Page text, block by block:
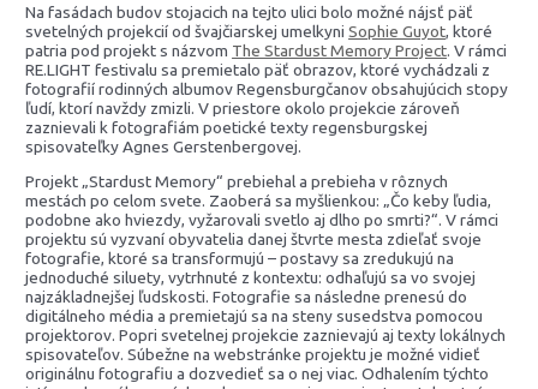
Na fasádach budov stojacich na tejto ulici bolo možné nájsť päť
svetelných projekcií od švajčiarskej umelkyniSophie Guyot, ktoré
patria pod projekt s názvom The Stardust Memory Project. V rámci
RE.LIGHT festivalu sa premietalo päť obrazov, ktoré vychádzali z
fotografií rodinných albumov Regensburgčanov obsahujúcich stopy
ľudí, ktorí navždy zmizli. V priestore okolo projekcie zároveň
zaznievali k fotografiám poetické texty regensburgskej
spisovateľky Agnes Gerstenbergovej.
Projekt „Stardust Memory“ prebiehal a prebieha v rôznych
mestách po celom svete. Zaoberá sa myšlienkou: „Čo keby ľudia,
podobne ako hviezdy, vyžarovali svetlo aj dlho po smrti?“. V rámci
projektu sú vyzvaní obyvatelia danej štvrte mesta zdieľať svoje
fotografie, ktoré sa transformujú – postavy sa zredukujú na
jednoduché siluety, vytrhnuté z kontextu: odhaľujú sa vo svojej
najzákladnejšej ľudskosti. Fotografie sa následne prenesú do
digitálneho média a premietajú sa na steny susedstva pomocou
projektorov. Popri svetelnej projekcie zaznievajú aj texty lokálnych
spisovateľov. Súbežne na webstránke projektu je možné vidieť
originálnu fotografiu a dozvedieť sa o nej viac. Odhalením týchto